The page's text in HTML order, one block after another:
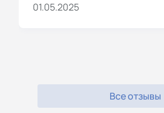
01.05.2025
Все отзывы